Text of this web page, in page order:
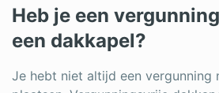
Heb je een
een dakkapel?
Je hebt niet altijd een vergunning